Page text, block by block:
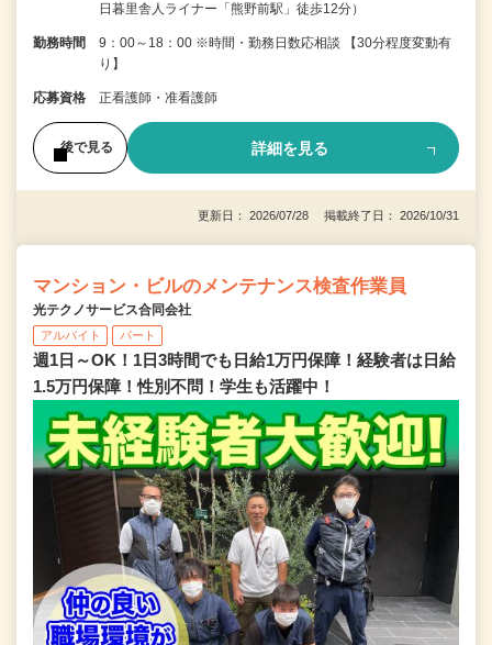
日暮里舎人ライナー「熊野前駅」徒歩12分）
勤務時間
9：00～18：00 ※時間・勤務日数応相談 【30分程度変動有
り】
応募資格 正看護師・准看護師
後で見る 詳細を見る
更新日： 2026/07/28 掲載終了日： 2026/10/31
マンション・ビルのメンテナンス検査作業員
光テクノサービス合同会社
アルバイト パート
週1日～OK！1日3時間でも日給1万円保障！経験者は日給
1.5万円保障！性別不問！学生も活躍中！